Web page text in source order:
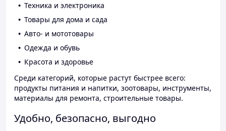
Техника и электроника
Товары для дома и сада
Авто- и мототовары
Одежда и обувь
Красота и здоровье
Среди категорий, которые растут быстрее всего:
продукты питания и напитки, зоотовары, инструменты,
материалы для ремонта, строительные товары.
Удобно, безопасно, выгодно